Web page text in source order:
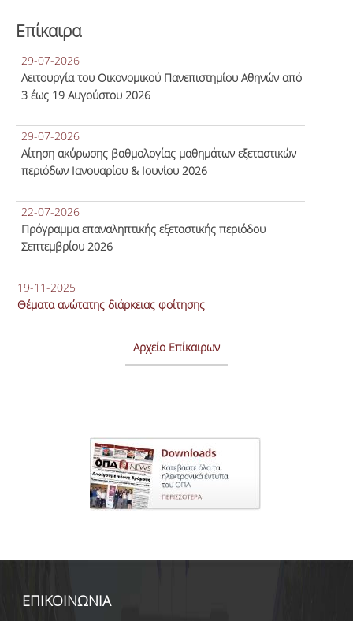
Επίκαιρα
29-07-2026
Λειτουργία του Οικονομικού Πανεπιστημίου Αθηνών από
3 έως 19 Αυγούστου 2026
29-07-2026
Αίτηση ακύρωσης βαθμολογίας μαθημάτων εξεταστικών
περιόδων Ιανουαρίου & Ιουνίου 2026
22-07-2026
Πρόγραμμα επαναληπτικής εξεταστικής περιόδου
Σεπτεμβρίου 2026
19-11-2025
Θέματα ανώτατης διάρκειας φοίτησης
Αρχείο Επίκαιρων
ΕΠΙΚΟΙΝΩΝΙΑ